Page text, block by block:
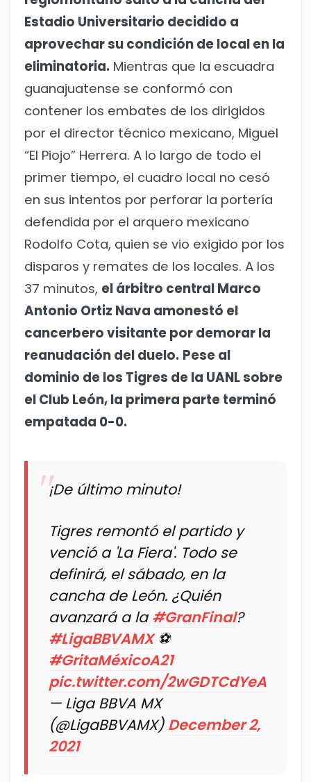
Estadio Universitario decidido a
aprovechar su condición de local en la
eliminatoria. Mientras que la escuadra
guanajuatense se conformó con
contener los embates de los dirigidos
por el director técnico mexicano, Miguel
“El Piojo” Herrera. A lo largo de todo el
primer tiempo, el cuadro local no cesó
en sus intentos por perforar la portería
defendida por el arquero mexicano
Rodolfo Cota, quien se vio exigido por los
disparos y remates de los locales. A los
37 minutos, el árbitro central Marco
Antonio Ortiz Nava amonestó el
cancerbero visitante por demorar la
reanudación del duelo. Pese al
dominio de los Tigres de la UANL sobre
el Club León, la primera parte terminó
empatada 0-0.
¡De último minuto!
Tigres remontó el partido y
venció a 'La Fiera'. Todo se
definirá, el sábado, en la
cancha de León. ¿Quién
avanzará a la #GranFinal?
#LigaBBVAMX⚽
#GritaMéxicoA21
pic.twitter.com/2wGDTCdYeA
— Liga BBVA MX
(@LigaBBVAMX) December 2,
2021